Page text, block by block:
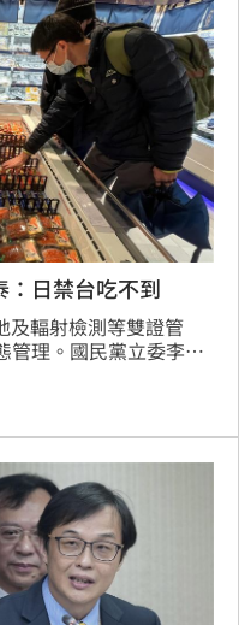
日禁台吃不到
及輻射檢測等雙證管
管理。國民黨立委李彥
人民沒有選擇機會。行